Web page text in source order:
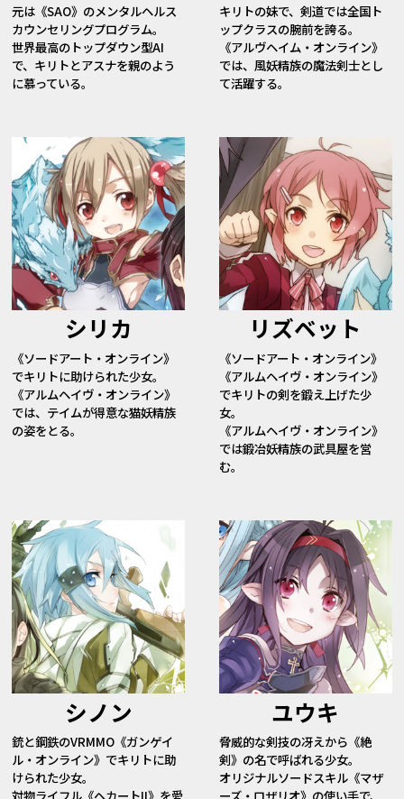
元は《SAO》のメンタルヘルス
カウンセリングプログラム。
世界最高のトップダウン型AI
で、キリトとアスナを親のよう
に慕っている。
キリトの妹で、剣道では全国ト
ップクラスの腕前を誇る。
《アルヴヘイム・オンライン》
では、風妖精族の魔法剣士とし
て活躍する。
シリカ
《ソードアート・オンライン》
でキリトに助けられた少女。
《アルムヘイヴ・オンライン》
では、テイムが得意な猫妖精族
の姿をとる。
リズベット
《ソードアート・オンライン》
《アルムヘイヴ・オンライン》
でキリトの剣を鍛え上げた少
女。
《アルムヘイヴ・オンライン》
では鍛冶妖精族の武具屋を営
む。
シノン
銃と鋼鉄のVRMMO《ガンゲイ
ル・オンライン》でキリトに助
けられた少女。
ユウキ
脅威的な剣技の冴えから《絶
剣》の名で呼ばれる少女。
オリジナルソードスキル《マザ